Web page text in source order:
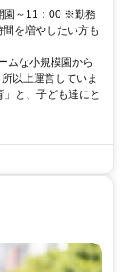
園～11：00 ※勤務
を増やしたい方も
ムな小規模園から
以上運営していま
と、子ども達にと